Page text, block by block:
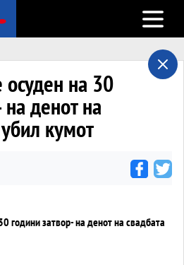
Open
на 30
на денот на
кумот